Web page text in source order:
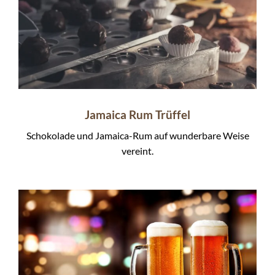
Jamaica Rum Trüffel
Schokolade und Jamaica-Rum auf wunderbare Weise
vereint.